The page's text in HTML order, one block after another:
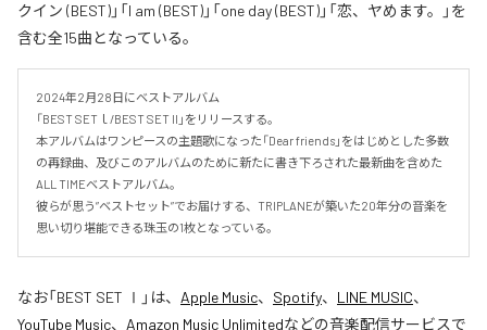
クイン (BEST)」「I am (BEST)」「one day (BEST)」「恋、ヤめます。」を
含む全15曲となっている。
2024年2月28日にベストアルバム
「BEST SETｌ/BEST SET ll」をリリースする。
本アルバムはワンピースの主題歌になった「Dear friends」をはじめとした多数
の再録曲、及びこのアルバムのために新たに書き下ろされた最新曲を含めた
ALL TIMEベストアルバム。
彼らが思う”ベストセット”でお届けする、TRIPLANEが築いた20年分の音楽を
思い切り堪能できる珠玉の1枚となっている。
なお「BEST SET Ⅰ 」は、 Apple Music、 Spotify、 LINE MUSIC、
YouTube Music、 Amazon Music Unlimitedなどの音楽配信サービスで